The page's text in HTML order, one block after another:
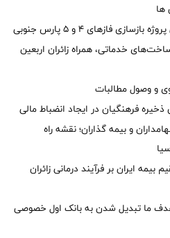
ها
فازهای ۴ و ۵ پارس جنوبی
خدماتی، همراه زائران اربعین
و وصول مطالبات
فرهنگیان در ایجاد انضباط مالی
و بیمه گذاران؛ نقشه راه
ایران بر فرآیند درمانی زائران
هدف ما تبدیل شدن به بانک اول خصوصی